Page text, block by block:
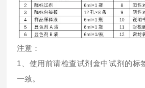
注意：
1、使用前请检查试剂盒中试剂的标
一致。